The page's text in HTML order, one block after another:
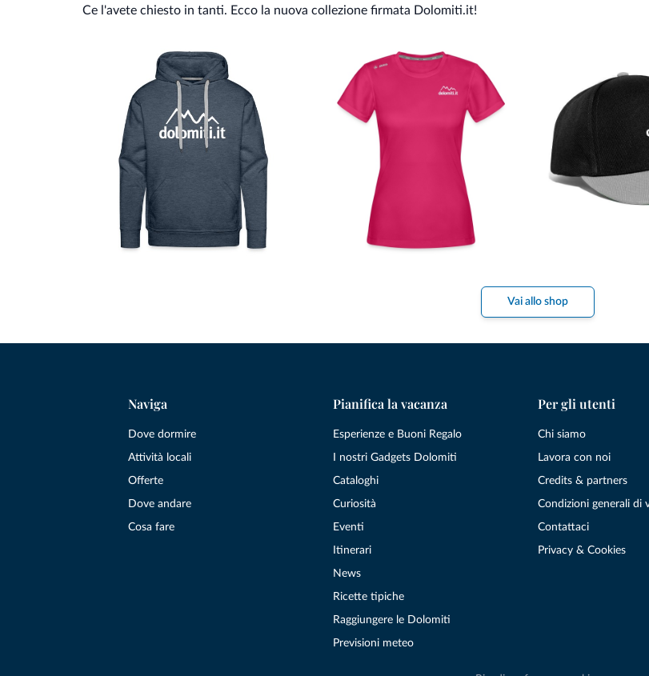
Ce l'avete chiesto in tanti. Ecco la nuova collezione firmata Dolomiti.it!
Vai allo shop
Naviga
Dove dormire
Attività locali
Offerte
Dove andare
Cosa fare
Pianifica la vacanza
Esperienze e Buoni Regalo
I nostri Gadgets Dolomiti
Cataloghi
Curiosità
Eventi
Itinerari
News
Ricette tipiche
Raggiungere le Dolomiti
Previsioni meteo
Per gli utenti
Chi siamo
Lavora con noi
Credits & partners
Condizioni generali di
Contattaci
Privacy & Cookies